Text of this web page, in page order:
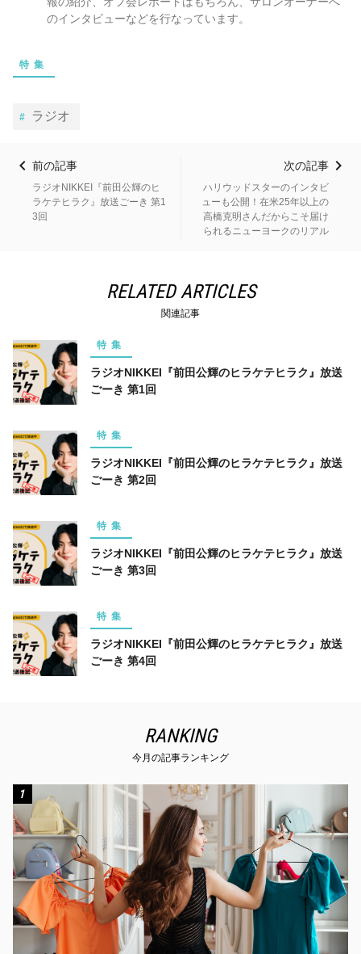
のインタビューなどを行なっています。
特集
ラジオ
前の記事
ラジオNIKKEI『前田公輝のヒ
ラケテヒラク』放送ごーき 第1
3回
次の記事
ハリウッドスターのインタビ
ューも公開！在米25年以上の
高橋克明さんだからこそ届け
られるニューヨークのリアル
RELATED ARTICLES
関連記事
特集
ラジオNIKKEI『前田公輝のヒラケテヒラク』放送
ごーき 第1回
特集
ラジオNIKKEI『前田公輝のヒラケテヒラク』放送
ごーき 第2回
特集
ラジオNIKKEI『前田公輝のヒラケテヒラク』放送
ごーき 第3回
特集
ラジオNIKKEI『前田公輝のヒラケテヒラク』放送
ごーき 第4回
RANKING
今月の記事ランキング
1